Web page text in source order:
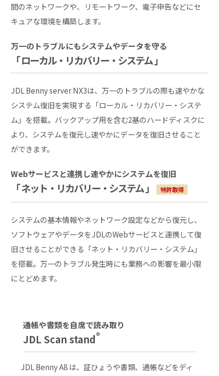
間のネットワークや、リモートワーク、電子申告などにセ
キュアな環境を構築します。
万一のトラブルにもシステムやデータを守る
「 ローカル・リカバリー・システム 」
JDL Benny server NX3は、万一のトラブルの際も速やかな
システム復旧を実現する「ローカル・リカバリー・システ
ム」を搭載。バックアップ用を含む2基のハードディスクに
より、システムを復元し速やかにデータを復旧させること
ができます。
Webサービスと連携し速やかにシステムを復旧
「 ネット・リカバリー・システム 」 特許取得
システムの基本情報やネットワーク設定などから復元し、
ソフトウェアやデータをJDLのWebサービスと連携して復
旧させることができる「ネット・リカバリー・システム」
を搭載。万一のトラブル発生時にも業務への影響を最小限
にとどめます。
通帳や書類を自席で読み取り
JDL Scan stand®
JDL Benny A8 は、証ひょうや書類、通帳などをディ